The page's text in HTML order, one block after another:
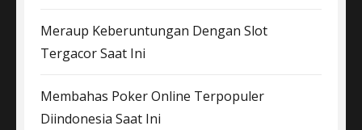
Meraup Keberuntungan Dengan Slot
Tergacor Saat Ini
Membahas Poker Online Terpopuler
Diindonesia Saat Ini